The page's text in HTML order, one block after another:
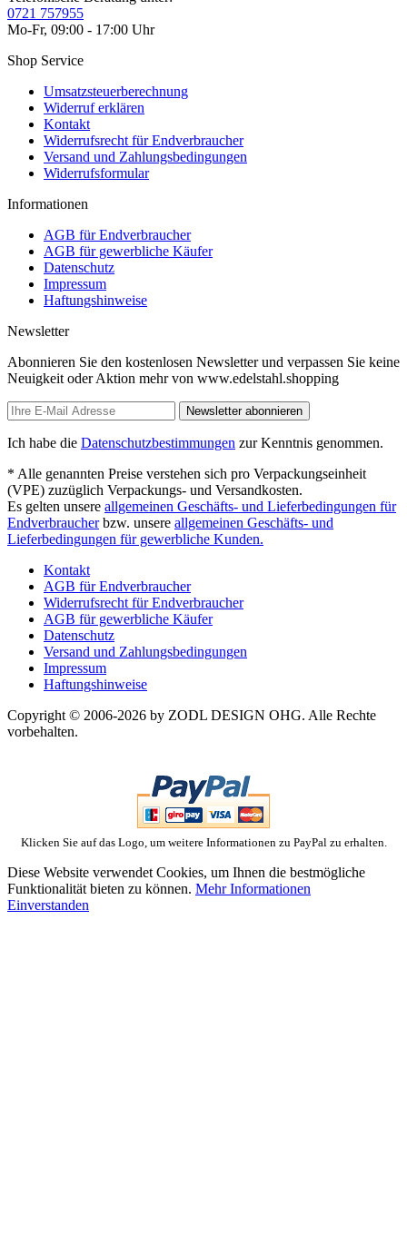
0721 757955
Mo-Fr, 09:00 - 17:00 Uhr
Shop Service
Umsatzsteuerberechnung
Widerruf erklären
Kontakt
Widerrufsrecht für Endverbraucher
Versand und Zahlungsbedingungen
Widerrufsformular
Informationen
AGB für Endverbraucher
AGB für gewerbliche Käufer
Datenschutz
Impressum
Haftungshinweise
Newsletter
Abonnieren Sie den kostenlosen Newsletter und verpassen Sie keine
Neuigkeit oder Aktion mehr von www.edelstahl.shopping
Newsletter abonnieren
Ich habe die Datenschutzbestimmungen zur Kenntnis genommen.
* Alle genannten Preise verstehen sich pro Verpackungseinheit
(VPE) zuzüglich Verpackungs- und Versandkosten.
Es gelten unsere allgemeinen Geschäfts- und Lieferbedingungen für
Endverbraucherbzw. unsere allgemeinen Geschäfts- und
Lieferbedingungen für gewerbliche Kunden.
Kontakt
AGB für Endverbraucher
Widerrufsrecht für Endverbraucher
AGB für gewerbliche Käufer
Datenschutz
Versand und Zahlungsbedingungen
Impressum
Haftungshinweise
Copyright © 2006-2026 by ZODL DESIGN OHG. Alle Rechte
vorbehalten.
Klicken Sie auf das Logo, um weitere Informationen zu PayPal zu erhalten.
Diese Website verwendet Cookies, um Ihnen die bestmögliche
Funktionalität bieten zu können. Mehr Informationen
Einverstanden